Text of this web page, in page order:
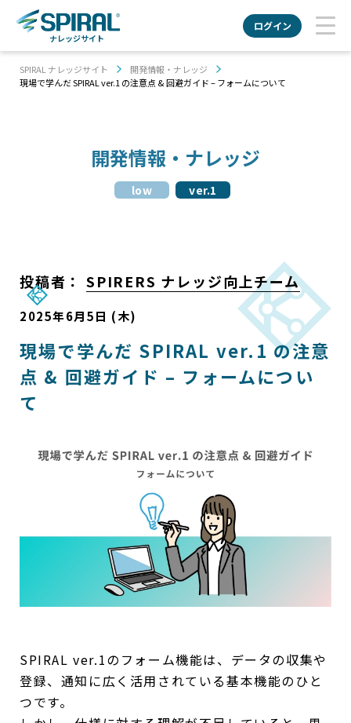
ナレッジサイト
ログイン
SPIRAL ナレッジサイト
開発情報・ナレッジ
現場で学んだ SPIRAL ver.1 の注意点 & 回避ガイド – フォームについて
開発情報・ナレッジ
low ver.1
投稿者： SPIRERS ナレッジ向上チーム
2025年6月5日 (木)
現場で学んだ SPIRAL ver.1 の注意
点 & 回避ガイド – フォームについ
て
SPIRAL ver.1のフォーム機能は、データの収集や
登録、通知に広く活用されている基本機能のひと
つです。